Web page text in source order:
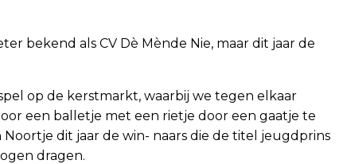
bekend als CV Dè Mènde Nie, maar dit jaar de
op de kerstmarkt, waarbij we tegen elkaar
een balletje met een rietje door een gaatje te
Noortje dit jaar de win- naars die de titel jeugdprins
dragen.